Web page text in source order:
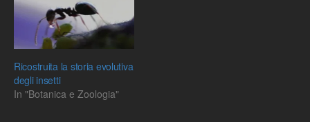
Ricostruita la storia evolutiva
degli insetti
In "Botanica e Zoologia"